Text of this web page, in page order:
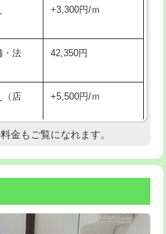
66,000円
で） 27,500円
え）
38,500円
38,500円
現場見積
16,500円
3,300円
5,500円
ンド止
5,500円
戻し作
11,000円
+3,300円/ｍ
・法
42,350円
（店
+5,500円/ｍ
現地調査
+3,300円
金もご覧になれます。